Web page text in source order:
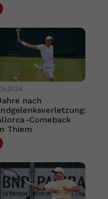
nach
Comeback
Thiem